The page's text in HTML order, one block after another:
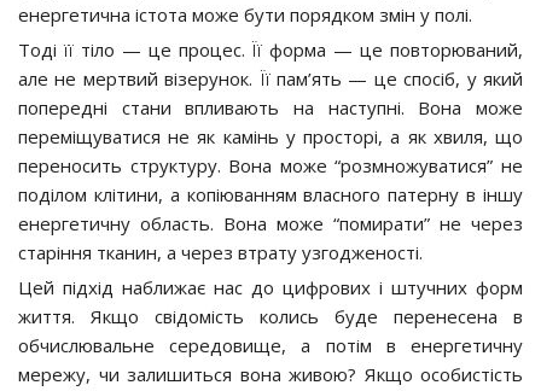
енергетична істота може бути порядком змін у полі.
Тоді її тіло — це процес. Її форма — це повторюваний,
але не мертвий візерунок. Її пам’ять — це спосіб, у який
попередні стани впливають на наступні. Вона може
переміщуватися не як камінь у просторі, а як хвиля, що
переносить структуру. Вона може “розмножуватися” не
поділом клітини, а копіюванням власного патерну в іншу
енергетичну область. Вона може “помирати” не через
старіння тканин, а через втрату узгодженості.
Цей підхід наближає нас до цифрових і штучних форм
життя. Якщо свідомість колись буде перенесена в
обчислювальне середовище, а потім в енергетичну
мережу, чи залишиться вона живою? Якщо особистість